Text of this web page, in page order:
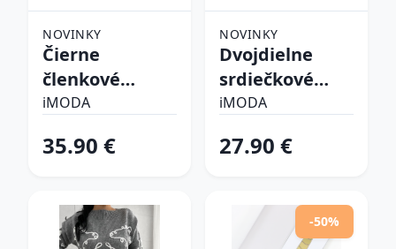
NOVINKY
Čierne
členkové
zateplené
iMODA
35.90 €
NOVINKY
Dvojdielne
srdiečkové
plavky
iMODA
27.90 €
-50%